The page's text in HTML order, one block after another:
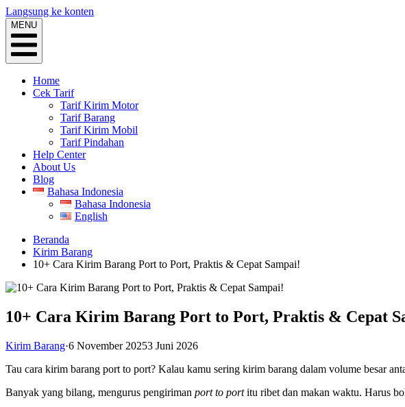
Langsung ke konten
MENU
Home
Cek Tarif
Tarif Kirim Motor
Tarif Barang
Tarif Kirim Mobil
Tarif Pindahan
Help Center
About Us
Blog
Bahasa Indonesia
Bahasa Indonesia
English
Beranda
Kirim Barang
10+ Cara Kirim Barang Port to Port, Praktis & Cepat Sampai!
10+ Cara Kirim Barang Port to Port, Praktis & Cepat
Kirim Barang·6 November 20253 Juni 2026
Tau cara kirim barang port to port? Kalau kamu sering kirim barang dalam volume besar
Banyak yang bilang, mengurus pengiriman port to portitu ribet dan makan waktu. Harus